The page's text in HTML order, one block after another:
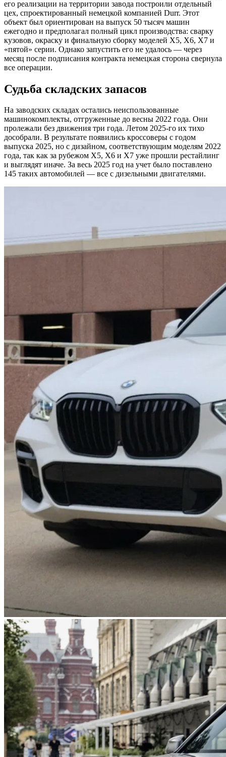
его реализации на территории завода построили отдельный
цех, спроектированный немецкой компанией Durr. Этот
объект был ориентирован на выпуск 50 тысяч машин
ежегодно и предполагал полный цикл производства: сварку
кузовов, окраску и финальную сборку моделей X5, X6, X7 и
«пятой» серии. Однако запустить его не удалось — через
месяц после подписания контракта немецкая сторона свернула
все операции.
Судьба складских запасов
На заводских складах остались неиспользованные
машинокомплекты, отгруженные до весны 2022 года. Они
пролежали без движения три года. Летом 2025-го их тихо
дособрали. В результате появились кроссоверы с годом
выпуска 2025, но с дизайном, соответствующим моделям 2022
года, так как за рубежом X5, X6 и X7 уже прошли рестайлинг
и выглядят иначе. За весь 2025 год на учет было поставлено
145 таких автомобилей — все с дизельными двигателями.